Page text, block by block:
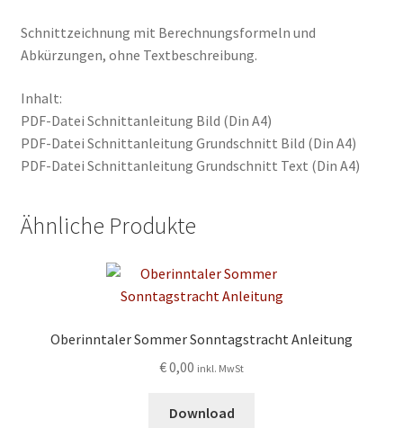
Schnittzeichnung mit Berechnungsformeln und
Abkürzungen, ohne Textbeschreibung.
Inhalt:
PDF-Datei Schnittanleitung Bild (Din A4)
PDF-Datei Schnittanleitung Grundschnitt Bild (Din A4)
PDF-Datei Schnittanleitung Grundschnitt Text (Din A4)
Ähnliche Produkte
Oberinntaler Sommer Sonntagstracht Anleitung
€0,00 inkl. MwSt
Download